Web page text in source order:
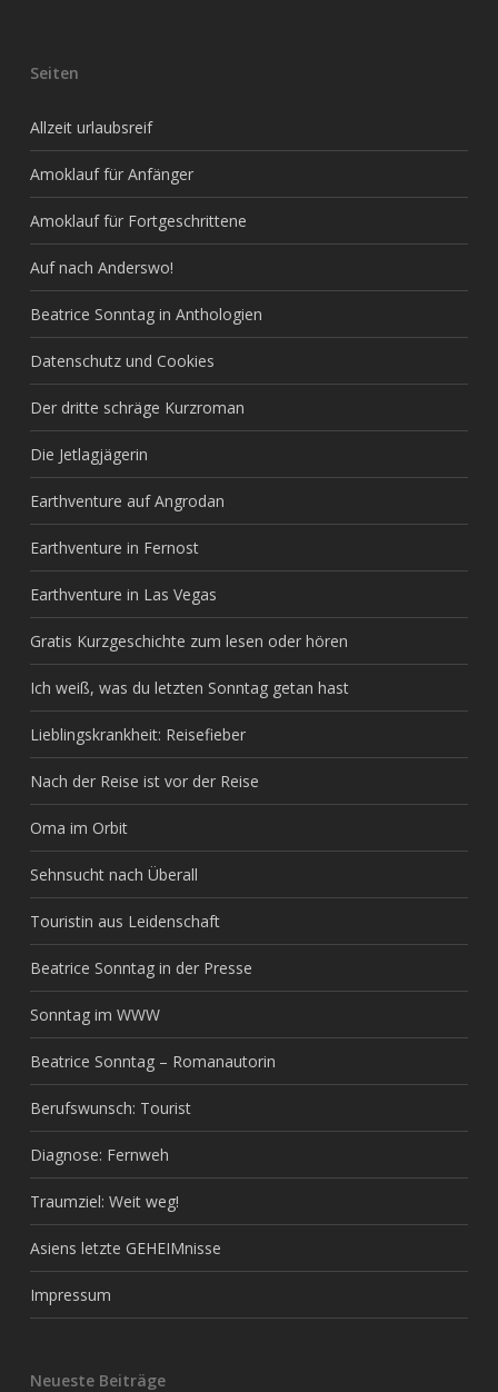
Seiten
Allzeit urlaubsreif
Amoklauf für Anfänger
Amoklauf für Fortgeschrittene
Auf nach Anderswo!
Beatrice Sonntag in Anthologien
Datenschutz und Cookies
Der dritte schräge Kurzroman
Die Jetlagjägerin
Earthventure auf Angrodan
Earthventure in Fernost
Earthventure in Las Vegas
Gratis Kurzgeschichte zum lesen oder hören
Ich weiß, was du letzten Sonntag getan hast
Lieblingskrankheit: Reisefieber
Nach der Reise ist vor der Reise
Oma im Orbit
Sehnsucht nach Überall
Touristin aus Leidenschaft
Beatrice Sonntag in der Presse
Sonntag im WWW
Beatrice Sonntag – Romanautorin
Berufswunsch: Tourist
Diagnose: Fernweh
Traumziel: Weit weg!
Asiens letzte GEHEIMnisse
Impressum
Neueste Beiträge